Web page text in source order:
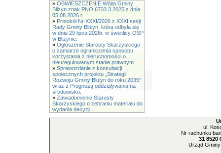
» OBWIESZCZENIE Wójta Gminy
Bliżyn znak PNO.6733.3.2025 z dnia
05.08.2026 r.
» Protokół Nr XXXI/2026 z XXXI sesji
Rady Gminy Bliżyn, która odbyła się
w dniu 29 lipca 2026r. w świetlicy OSP
w Bliżynie.
» Ogłoszenie Starosty Skarżyskiego
o zamiarze ograniczenia sposobu
korzystania z nieruchomości o
nieuregulowanym stanie prawnym
» Sprawozdanie z konsultacji
społecznych projektu „Strategii
Rozwoju Gminy Bliżyn do roku 2035”
wraz z Prognozą oddziaływania na
środowisko.
» Zawiadomienie Starosty
Skarżyskiego o zebraniu materiału do
wydania decyzji
ul.
Nr rachunku
31 8520
Urząd